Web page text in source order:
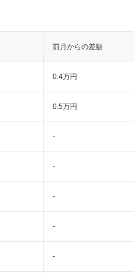
前月からの差額
0.4万円
0.5万円
-
-
-
-
-